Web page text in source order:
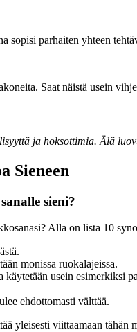
sopisi parhaiten yhteen
Saat näistä usein
ja hoksottimia. Älä
Sieneen
sieni?
Alla on lista 10
monissa ruokalajeissa.
usein esimerkiksi
ehdottomasti välttää.
yleisesti viittaamaan